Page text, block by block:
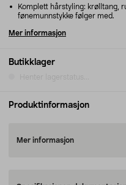
Butikklager
Komplett hårstyling: krølltang,
fønemunnstykke følger med.
Mer informasjon
Produktinformasjon
Mer informasjon